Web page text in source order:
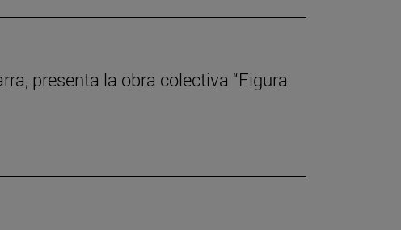
presenta la obra colectiva “Figura